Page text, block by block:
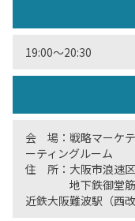
19:00〜20:30
会 場：戦略マーケ
ーティングルーム
住 所：大阪市浪速
地下鉄御堂筋線
近鉄大阪難波駅（西